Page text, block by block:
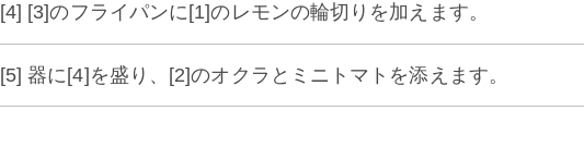
[4] [3]のフライパンに[1]のレモンの輪切りを加えます。
[5] 器に[4]を盛り、[2]のオクラとミニトマトを添えます。